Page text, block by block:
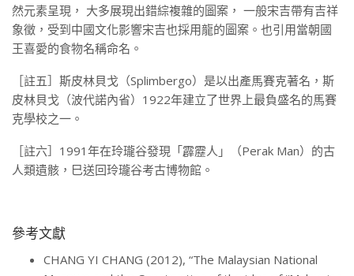
然元素呈現， 大多展現出錯綜複雜的圖案， 一般宋吉帶有吉祥
象徵，受到中國文化影響宋吉也採用龍的圖案。也引用當朝國
王喜愛的食物名稱命名。
［註五］斯皮林貝戈（Splimbergo）是以出產馬賽克著名，斯
皮林貝戈（波代諾內省）1922年建立了世界上最負盛名的馬賽
克學校之一。
［註六］1991年在玲瓏谷發現「霹靂人」（Perak Man）的古
人類遺骸，巳送回玲瓏谷考古博物館。
參考文獻
CHANG YI CHANG (2012), “The Malaysian National